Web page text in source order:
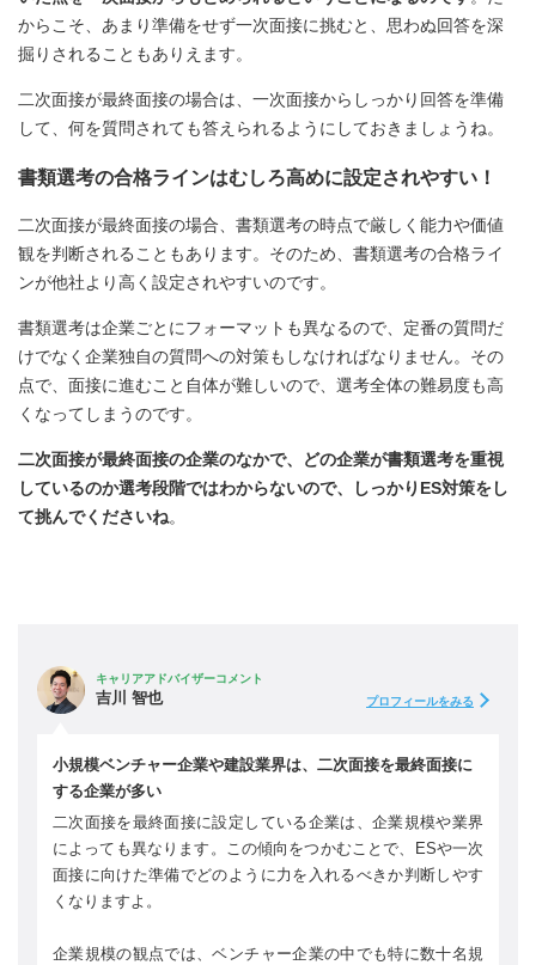
からこそ、あまり準備をせず一次面接に挑むと、思わぬ回答を深
掘りされることもありえます。
二次面接が最終面接の場合は、一次面接からしっかり回答を準備
して、何を質問されても答えられるようにしておきましょうね。
書類選考の合格ラインはむしろ高めに設定されやすい！
二次面接が最終面接の場合、書類選考の時点で厳しく能力や価値
観を判断されることもあります。そのため、書類選考の合格ライ
ンが他社より高く設定されやすいのです。
書類選考は企業ごとにフォーマットも異なるので、定番の質問だ
けでなく企業独自の質問への対策もしなければなりません。その
点で、面接に進むこと自体が難しいので、選考全体の難易度も高
くなってしまうのです。
二次面接が最終面接の企業のなかで、どの企業が書類選考を重視
しているのか選考段階ではわからないので、しっかりES対策をし
て挑んでくださいね。
キャリアアドバイザーコメント
吉川 智也 プロフィールをみる
小規模ベンチャー企業や建設業界は、二次面接を最終面接に
する企業が多い
二次面接を最終面接に設定している企業は、企業規模や業界
によっても異なります。この傾向をつかむことで、ESや一次
面接に向けた準備でどのように力を入れるべきか判断しやす
くなりますよ。
企業規模の観点では、ベンチャー企業の中でも特に数十名規